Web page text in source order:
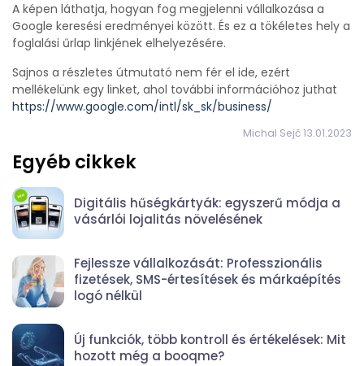
A képen láthatja, hogyan fog megjelenni vállalkozása a
Google keresési eredményei között. És ez a tökéletes hely a
foglalási űrlap linkjének elhelyezésére.
Sajnos a részletes útmutató nem fér el ide, ezért
mellékelünk egy linket, ahol további információhoz juthat
https://www.google.com/intl/sk_sk/business/
Michal Sejč 13.01.2023
Egyéb cikkek
Digitális hűségkártyák: egyszerű módja a
vásárlói lojalitás növelésének
Fejlessze vállalkozását: Professzionális
fizetések, SMS-értesítések és márkaépítés
logó nélkül
Új funkciók, több kontroll és értékelések: Mit
hozott még a booqme?